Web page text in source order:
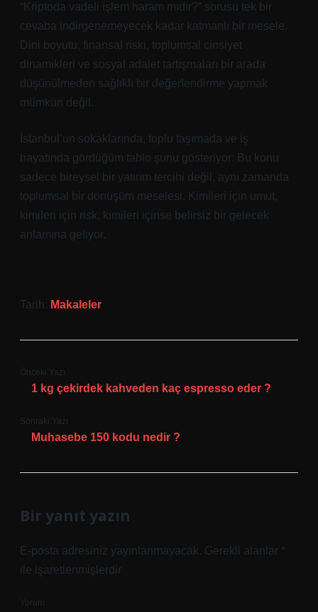
“Kriptoda vadeli işlem haram mıdır?” sorusu tek bir
cevaba indirgenemeyecek kadar katmanlı bir mesele.
Dini boyutu, finansal riski, toplumsal cinsiyet
dinamikleri ve sosyal adalet tartışmaları bir arada
düşünülmeden sağlıklı bir değerlendirme yapmak
mümkün değil.
İstanbul’un sokaklarında, toplu taşımada ve iş
hayatında gördüğüm tablo şunu gösteriyor: Bu konu
sadece bireysel bir yatırım tercihi değil, aynı zamanda
toplumsal bir dönüşüm meselesi. Kimileri için umut,
kimileri için risk, kimileri içinse belirsiz bir gelecek
anlamına geliyor.
Tarih: Makaleler
Önceki Yazı
1 kg çekirdek kahveden kaç espresso eder ?
Sonraki Yazı
Muhasebe 150 kodu nedir ?
Bir yanıt yazın
E-posta adresiniz yayınlanmayacak. Gerekli alanlar *
ile işaretlenmişlerdir
Yorum